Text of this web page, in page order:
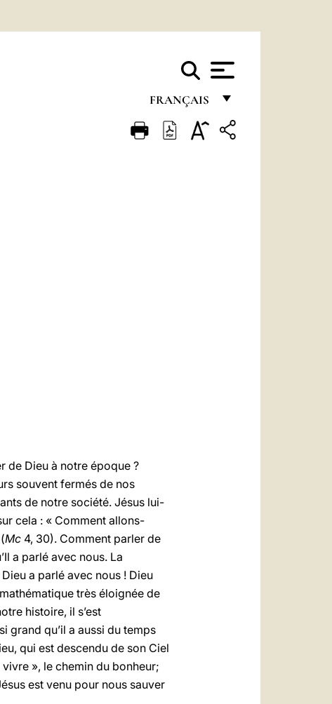
FRANÇAIS
FRANÇAIS
de Dieu à notre époque ?
souvent fermés de nos
de notre société. Jésus lui-
cela : « Comment allons-
Mc 4, 30). Comment parler de
a parlé avec nous. La
a parlé avec nous ! Dieu
très éloignée de
histoire, il s’est
grand qu’il a aussi du temps
qui est descendu de son Ciel
», le chemin du bonheur;
est venu pour nous sauver